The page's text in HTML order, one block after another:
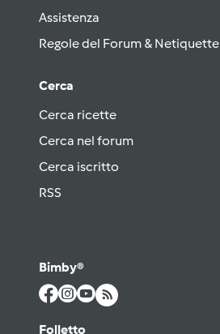
Assistenza
Regole del Forum & Netiquette
Cerca
Cerca ricette
Cerca nel forum
Cerca iscritto
RSS
Bimby®
Folletto